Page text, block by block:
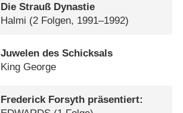
Die Strauß Dynastie
Halmi (2 Folgen, 1991–1992)
Juwelen des Schicksals
King George
Frederick Forsyth präsentiert: